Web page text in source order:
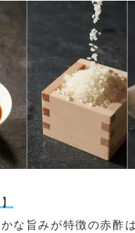
な旨みが特徴の赤酢